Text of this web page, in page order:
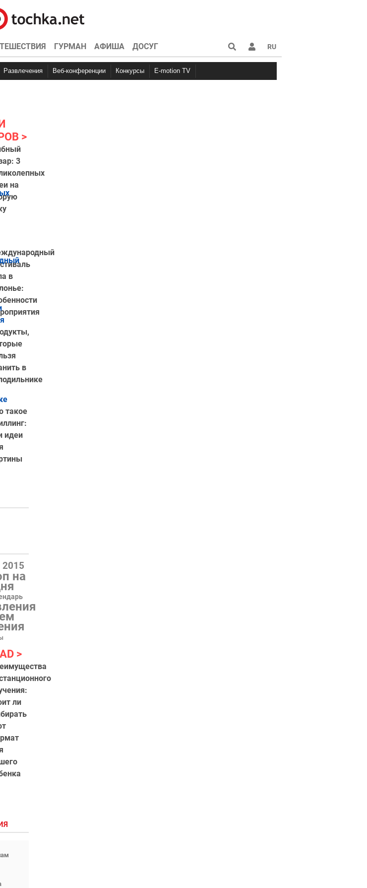
ГУРМАН АФИША ДОСУГ RU
Развлечения Веб-конференции Конкурсы E-motion TV
3
на
в
в
такое
идеи
2015
на
ли